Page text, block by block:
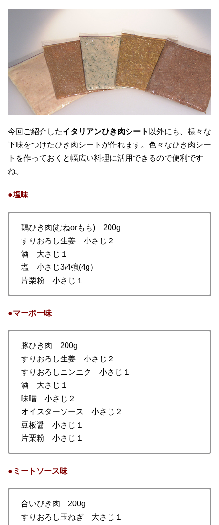
今回ご紹介したイタリアンひき肉シート 以外にも、様々な
下味をつけたひき肉シートが作れます。色々なひき肉シー
トを作っておくと幅広い料理に活用できるので便利です
ね。
●塩味
鶏ひき肉(むねorもも) 200g
すりおろし生姜 小さじ２
酒 大さじ１
塩 小さじ3/4強(4g）
片栗粉 小さじ１
●マーボー味
豚ひき肉 200g
すりおろし生姜 小さじ２
すりおろしニンニク 小さじ１
酒 大さじ１
味噌 小さじ２
オイスターソース 小さじ２
豆板醤 小さじ１
片栗粉 小さじ１
●ミートソース味
合いびき肉 200g
すりおろし玉ねぎ 大さじ１